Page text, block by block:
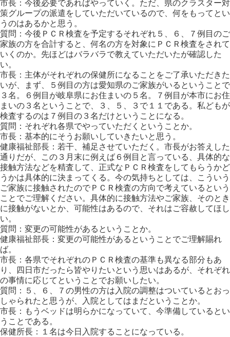
市長：今後必要であればやっていく。ただ、県のクラスター対
策グループの派遣をしていただいているので、何をもってとい
うのはあるかと思う。
質問：今後ＰＣＲ検査を予定するそれぞれ５、６、７例目のご
家族の方を合計すると、何名の方を対象にＰＣＲ検査をされて
いくのか。先ほどはバラバラで教えていただいたが確認した
い。
市長：主体がそれぞれの保健所になることをご了承いただきた
いが、まず、５例目の方は愛知県のご家族がいるということで
３名。６例目が岐阜県にお住まいの５名。７例目が本市にお住
まいの３名ということで、３、５、３で１１である。私どもが
検査するのは７例目の３名だけということになる。
質問：それぞれ各県でやっていただくということか。
市長：基本的にそうお願いしていきたいと思う。
健康福祉部長：若干、補足させていただく。市長がお答えした
通りだが、この３月末に例えば６例目と言っている、具体的な
接触方法などを精査して、正式なＰＣＲ検査をしてもらうかど
うかは具体的に決まってくる。今の気持ちとしては、こういう
ご家族に接触されたのでＰＣＲ検査の方向で考えているという
ことでご理解ください。具体的に接触方法やご家族、そのとき
に接触がないとか、可能性はあるので、それはご容赦してほし
い。
質問：変更の可能性があるということか。
健康福祉部長：変更の可能性があるということでご理解賜れ
ば。
市長：各県でそれぞれのＰＣＲ検査の基準も異なる部分もあ
り、四日市だったら皆やりたいという思いはあるが、それぞれ
の事情に応じてということでお願いしたい。
質問：５、６、７の男性の方は入院の調整はついているとおっ
しゃられたと思うが、入院としてはまだということか。
市長：もうベッドは明らかになっていて、今準備しているとい
うことである。
保健所長：１名は今日入院することになっている。